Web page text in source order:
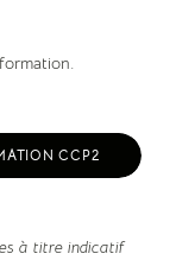
CCP2
à titre indicatif